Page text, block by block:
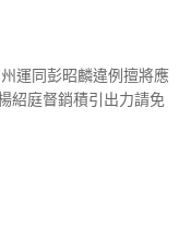
運同彭昭麟違例擅將應
紹庭督銷積引出力請免